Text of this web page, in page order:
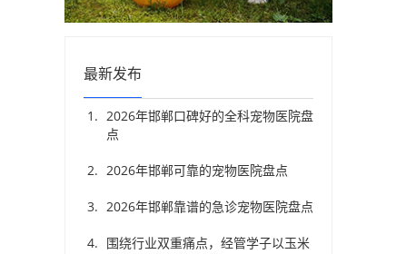
最新发布
2026年邯郸口碑好的全科宠物医院盘
点
2026年邯郸可靠的宠物医院盘点
2026年邯郸靠谱的急诊宠物医院盘点
围绕行业双重痛点，经管学子以玉米